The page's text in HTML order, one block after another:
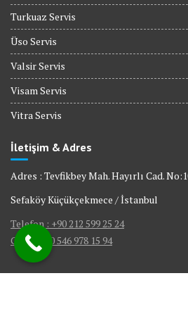
Turkuaz Servis
Üso Servis
Valsir Servis
Visam Servis
Vitra Servis
İletişim & Adres
Adres : Tevfikbey Mah. Hayırlı Cad.
Sefaköy Küçükçekmece / İstanbul
Telefon : +90 212 599 25 24
GSM : +90 546 978 15 94